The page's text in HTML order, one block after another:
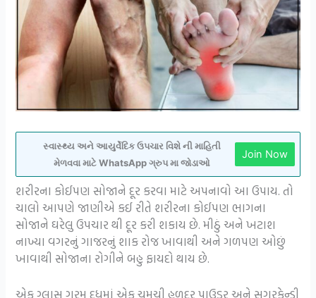
સ્વાસ્થ્ય અને આયુર્વેદિક ઉપચાર વિશે ની માહિતી
મેળવવા માટે WhatsApp ગ્રુપ મા જોડાઓ
Join Now
શરીરના કોઈપણ સોજાને દૂર કરવા માટે અપનાવો આ ઉપાય. તો
ચાલો આપણે જાણીએ કઈ રીતે શરીરના કોઈપણ ભાગના
સોજાને ઘરેલુ ઉપચાર થી દૂર કરી શકાય છે. મીઠું અને ખટાશ
નાખ્યા વગરનું ગાજરનું શાક રોજ ખાવાથી અને ગળપણ ઓછું
ખાવાથી સોજાના રોગીને બહુ ફાયદો થાય છે.
એક ગ્લાસ ગરમ દૂધમાં એક ચમચી હળદર પાઉડર અને સુગરકેન્ડી